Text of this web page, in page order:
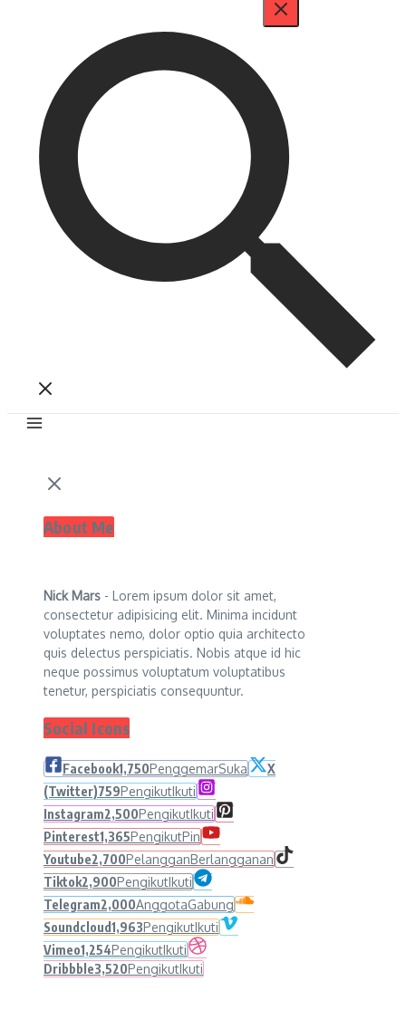
About Me
Nick Mars - Lorem ipsum dolor sit amet,
consectetur adipisicing elit. Minima incidunt
voluptates nemo, dolor optio quia architecto
quis delectus perspiciatis. Nobis atque id hic
neque possimus voluptatum voluptatibus
tenetur, perspiciatis consequuntur.
Social Icons
Facebook1,750PenggemarSuka
X
(Twitter)759PengikutIkuti
Instagram2,500PengikutIkuti
Pinterest1,365PengikutPin
Youtube2,700PelangganBerlangganan
Tiktok2,900PengikutIkuti
Telegram2,000AnggotaGabung
Soundcloud1,963PengikutIkuti
Vimeo1,254PengikutIkuti
Dribbble3,520PengikutIkuti